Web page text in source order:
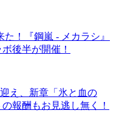
！『鋼嵐 - メカラシ』
後半が開催！
え、新章「氷と血の
報酬もお見逃し無く！